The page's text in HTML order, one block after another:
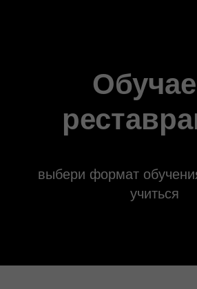
выбери формат
учиться